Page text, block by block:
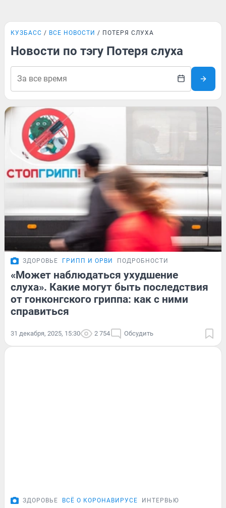
КУЗБАСС ВСЕ НОВОСТИ ПОТЕРЯ СЛУХА
Новости по тэгу Потеря слуха
ЗДОРОВЬЕ ГРИПП И ОРВИ ПОДРОБНОСТИ
«Может наблюдаться ухудшение
слуха». Какие могут быть последствия
от гонконгского гриппа: как с ними
справиться
31 декабря, 2025, 15:30 2 754 Обсудить
ЗДОРОВЬЕ ВСЁ О КОРОНАВИРУСЕ ИНТЕРВЬЮ